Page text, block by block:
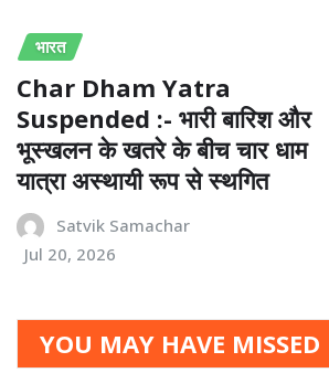
भारत
Char Dham Yatra
Suspended :- भारी बारिश और
भूस्खलन के खतरे के बीच चार धाम
यात्रा अस्थायी रूप से स्थगित
Satvik Samachar
Jul 20, 2026
YOU MAY HAVE MISSED